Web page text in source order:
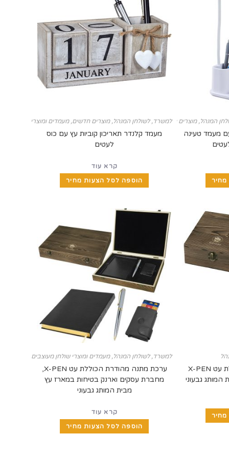
המנהל ,מוצרים חדשים,מטעני Power Bank ,מתנות מומלצות למורים לסוף שנה
מעמד טעינה
למשרד ,לשולחן המנהל ,מוצרים חדשים ,מעמדים ומוצרי שולחן
מעמד קלנדר תאריכון קוביות עץ עם כוס
לעטים
קרא עוד
הוספה לסל הצעות מחיר
ערכת מתנה מהודרת הכוללת עט X-PEN
גבעוני
למשרד,לשולחן המנהל,מעמדים ומוצרי שולחן מעוצבים
ערכת מתנה מהודרת הכוללת עט X-PEN,
מחברת עסקים וארנק בטיחות במארז עץ
מבית המותג גבעוני
קרא עוד
הוספה לסל הצעות מחיר